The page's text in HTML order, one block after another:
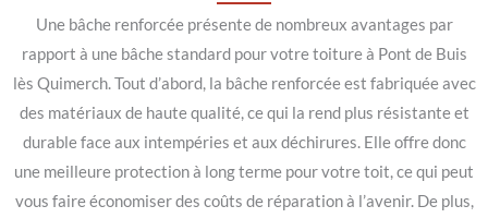
Une bâche renforcée présente de nombreux avantages par
rapport à une bâche standard pour votre toiture à Pont de Buis
lès Quimerch. Tout d’abord, la bâche renforcée est fabriquée avec
des matériaux de haute qualité, ce qui la rend plus résistante et
durable face aux intempéries et aux déchirures. Elle offre donc
une meilleure protection à long terme pour votre toit, ce qui peut
vous faire économiser des coûts de réparation à l’avenir. De plus,